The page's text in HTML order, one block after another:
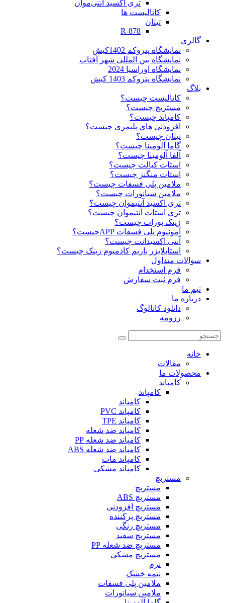
تری اکسید آنتی‌موان
کاتالیست ها
تیتان
R-878
گالری
نمایشگاه پتروکم 1402کیش
نمایشگاه بین المللی شهر آفتاب
نمایشگاه اوراسیا 2024
نمایشگاه پتروکم 1403 کیش
بلاگ
کاتالیست چیست؟
مستربچ چیست؟
کامپاند چیست؟
افزودنی های پلیمری چیست؟
تیتان چیست؟
گاما آلومینا چیست؟
آلفا آلومینا چیست؟
استات کبالت چیست؟
استات منگنز چیست؟
ملامین پلی فسفات چیست؟
ملامین سیانورات چیست؟
تری اکسید آنتیموان چیست؟
تری استات آنتیموان چیست؟
زینک بورات چیست؟
آمونیوم پلی فسفات APPچیست؟
آنتی اکسیدانت چیست؟
استابلایزر باریم کادمیوم زینک چیست؟
سوالات متداول
فرم استخدام
فرم ثبت سفارش
تیم ما
درباره ما
دانلود کاتالوگ
رزومه
خانه
مقالات
محصولات ما
کامپاند
کامپاند
کامپاند
کامپاند PVC
کامپاند TPE
کامپاند ضد شعله
کامپاند ضد شعله PP
کامپاند ضد شعله ABS
کامپاند مات
کامپاند مشکی
مستربچ
مستربچ
مستربچ ABS
مستربچ افزودنی
مستربچ پرکننده
مستربچ رنگی
مستربچ‌ سفید
مستربچ ضد شعله PP
مستربچ مشکی
نرم
نیمه خشک
ملامین پلی فسفات
ملامین سیانورات